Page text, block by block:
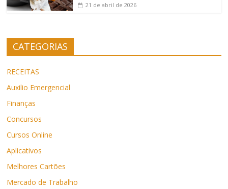
21 de abril de 2026
CATEGORIAS
RECEITAS
Auxilio Emergencial
Finanças
Concursos
Cursos Online
Aplicativos
Melhores Cartões
Mercado de Trabalho